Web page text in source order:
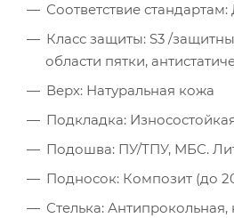
Соответствие
Класс защиты: S3 /
области пятки,
Верх: Натуральная кожа
Подкладка:
Подошва: ПУ/ТПУ, МБС.
Подносок: Композит (до
Стелька: Антипрокольная,